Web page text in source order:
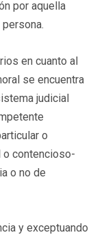
por aquella
en cuanto al
se encuentra
judicial
o
o contencioso-
o no de
y exceptuando